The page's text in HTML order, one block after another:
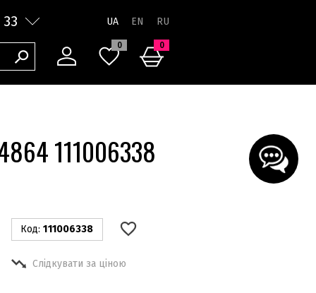
UA
0 0
111006338
Код: 111006338
Слідкувати за ціною